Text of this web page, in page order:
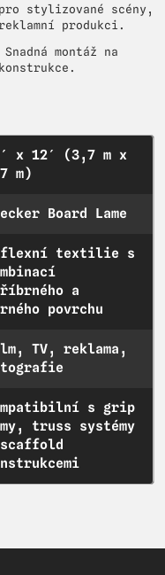
stylizované scény,
produkci.
Snadná montáž na
x 12′ (3,7 m x
m)
Board Lame
textilie s
a
povrchu
TV, reklama,
s grip
truss systémy